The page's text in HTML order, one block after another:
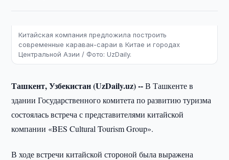
Китайская компания предложила построить
современные караван-сараи в Китае и городах
Центральной Азии / Фото: UzDaily.
Ташкент, Узбекистан (UzDaily.uz) --В Ташкенте в
здании Государственного комитета по развитию туризма
состоялась встреча с представителями китайской
компании «BES Cultural Tourism Group».
В ходе встречи китайской стороной была выражена